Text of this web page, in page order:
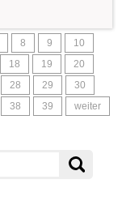
8 9 10
18 19 20
28 29 30
38 39 weiter